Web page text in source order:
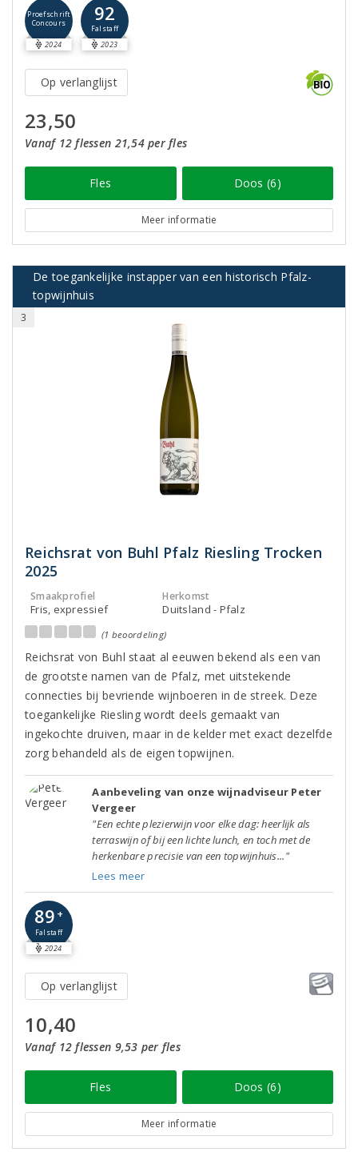
Proefschrift
Concours
2024
92
Falstaff
2023
Op verlanglijst
23,50
Vanaf 12 flessen 21,54 per fles
Fles Doos (6)
Meer informatie
De toegankelijke instapper van een historisch Pfalz-
topwijnhuis
3
Reichsrat von Buhl Pfalz Riesling Trocken
2025
Smaakprofiel
Fris, expressief
Herkomst
Duitsland - Pfalz
(1 beoordeling)
Reichsrat von Buhl staat al eeuwen bekend als een van
de grootste namen van de Pfalz, met uitstekende
connecties bij bevriende wijnboeren in de streek. Deze
toegankelijke Riesling wordt deels gemaakt van
ingekochte druiven, maar in de kelder met exact dezelfde
zorg behandeld als de eigen topwijnen.
Aanbeveling van onze wijnadviseur Peter
Vergeer
"Een echte plezierwijn voor elke dag: heerlijk als
terraswijn of bij een lichte lunch, en toch met de
herkenbare precisie van een topwijnhuis..."
Lees meer
89 +
Falstaff
2024
Op verlanglijst
10,40
Vanaf 12 flessen 9,53 per fles
Fles Doos (6)
Meer informatie